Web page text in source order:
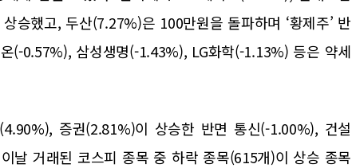
승했고, 두산(7.27%)은 100만원을 돌파하며 ‘황제주’ 반
(-0.57%), 삼성생명(-1.43%), LG화학(-1.13%) 등은 약세
증권(2.81%)이 상승한 반면 통신(-1.00%), 건설
날 거래된 코스피 종목 중 하락 종목(615개)이 상승 종목